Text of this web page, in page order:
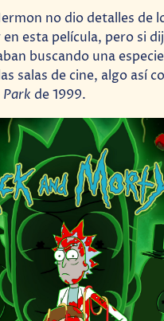
no dio detalles de
esta película, pero si
buscando una
salas de cine, algo así
de 1999.